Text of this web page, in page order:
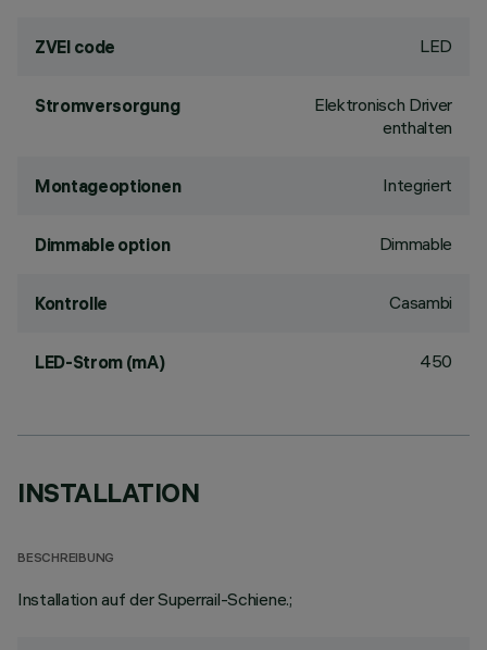
ZVEI code LED
Stromversorgung
Elektronisch Driver
enthalten
Montageoptionen Integriert
Dimmable option Dimmable
Kontrolle Casambi
LED-Strom (mA) 450
INSTALLATION
BESCHREIBUNG
Installation auf der Superrail-Schiene.;